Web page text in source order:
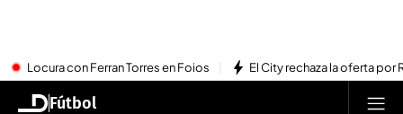
Locura con Ferran Torres en Foios El City rechaza la oferta por
Fútbol